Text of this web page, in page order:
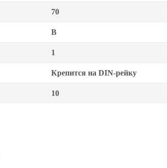
70
B
1
Крепится на DIN-рейку
10